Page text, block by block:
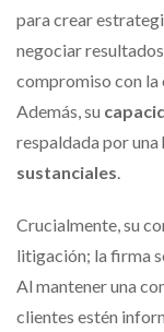
para crear
negociar
compromiso con la
Además, su
respaldada por
sustanciales
Crucialmente, su
litigación; la firma
Al mantener una
clientes estén